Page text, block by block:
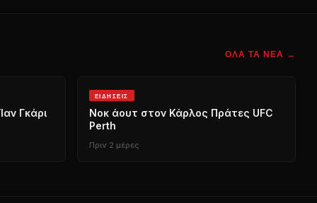
ΌΛΑ ΤΑ ΝΈΑ →
Γκάρι
ΕΙΔΉΣΕΙΣ
Νοκ άουτ στον Κάρλος Πράτες UFC
Perth
Πριν 2 μέρες